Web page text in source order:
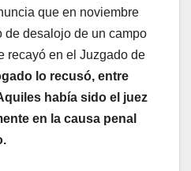
que en noviembre
desalojo de un campo
recayó en el Juzgado de
lo recusó, entre
había sido el juez
en la causa penal